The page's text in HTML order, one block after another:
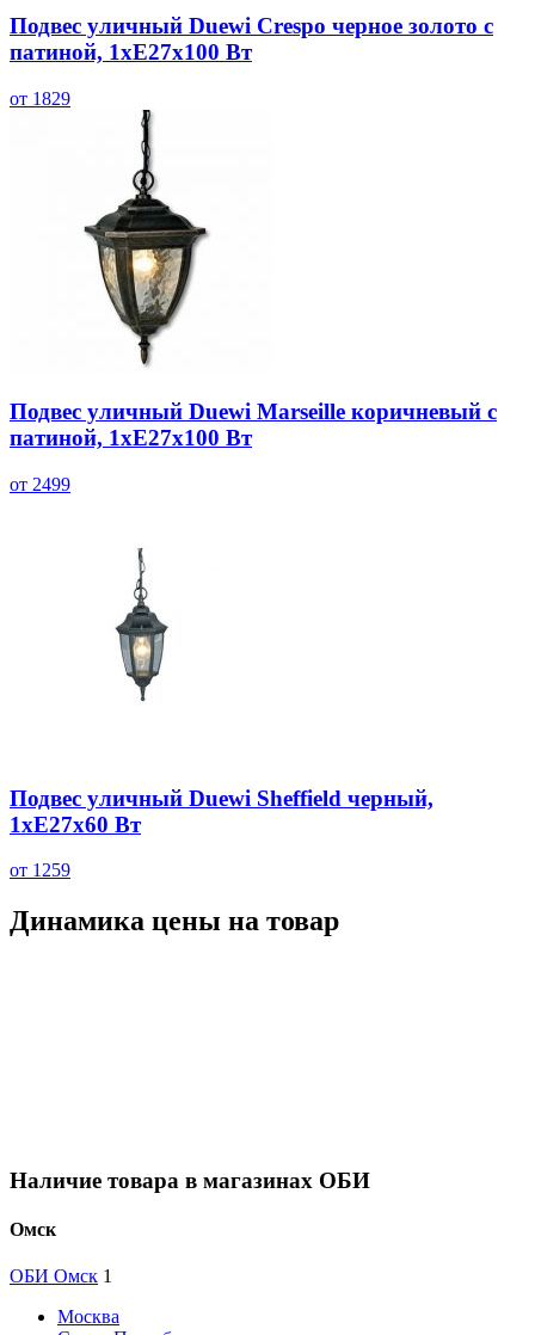
Подвес уличный Duewi Crespo черное золото с
патиной, 1xЕ27x100 Вт
от 1829
Подвес уличный Duewi Marseille коричневый с
патиной, 1xЕ27x100 Вт
от 2499
Подвес уличный Duewi Sheffield черный,
1xE27x60 Вт
от 1259
Динамика цены на товар
Наличие товара в магазинах ОБИ
Омск
ОБИ Омск 1
Москва